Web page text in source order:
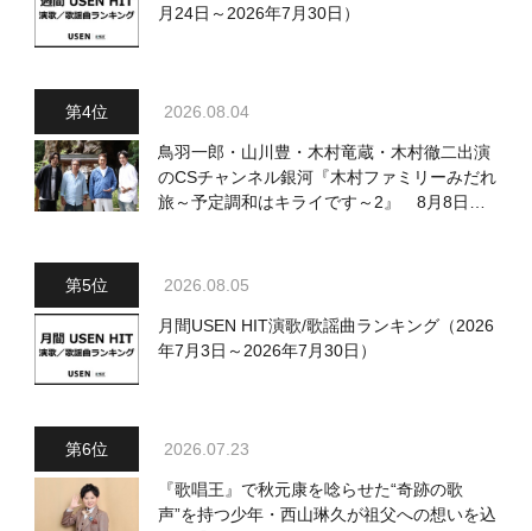
月24日～2026年7月30日）
2026.08.04
鳥羽一郎・山川豊・木村竜蔵・木村徹二出演
のCSチャンネル銀河『木村ファミリーみだれ
旅～予定調和はキライです～2』 8月8日
2026.08.05
月間USEN HIT演歌/歌謡曲ランキング（2026
年7月3日～2026年7月30日）
2026.07.23
『歌唱王』で秋元康を唸らせた“奇跡の歌
声”を持つ少年・西山琳久が祖父への想いを込